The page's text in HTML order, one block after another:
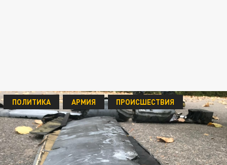
ПОЛИТИКА АРМИЯ ПРОИСШЕСТВИЯ